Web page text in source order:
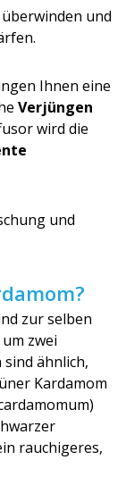
und
Ihnen eine
Verjüngen
wird die
und
zur selben
zwei
ähnlich,
Kardamom
rauchigeres,